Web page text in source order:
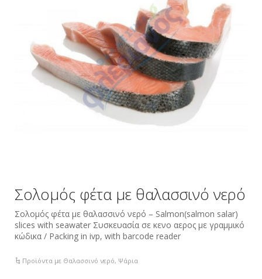
Σολομός φέτα με θαλασσινό νερό
Σολομός φέτα με θαλασσινό νερό – Salmon(salmon salar)
slices with seawater Συσκευασία σε κενο αερος με γραμμικό
κώδικα / Packing in ivp, with barcode reader
Προϊόντα με Θαλασσινό νερό, Ψάρια